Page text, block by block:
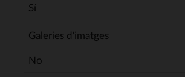
Sí
Galeries d'imatges
No